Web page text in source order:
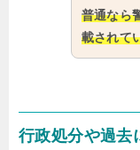
普通なら
載されて
行政処分や過去